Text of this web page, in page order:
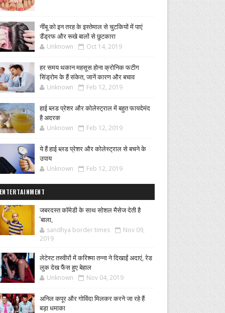
नींबू को इन तरह के इस्तेमाल से चुटकियों में पाएं
डैंड्रफ और रूखे बालों से छुटकारा
Unknown Oct 14, 2019
हर समय थकान महसूस होना क्रोनिक फटीग
सिंड्रोम के हैं संकेत, जानें कारण और बचाव
Unknown Feb 12, 2019
हाई ब्लड प्रेशर और कोलेस्ट्राल में बहुत फायदेमंद
है अदरक
Unknown Feb 12, 2019
ये हैं हाई ब्लड प्रेशर और कोलेस्ट्राल से बचने के
उपाय
Unknown Feb 12, 2019
जबरदस्त कॉमेडी के साथ सोशल मैसेज देती है
'बाला,
sandhya border times
Nov 09,
2019
लेटेस्ट तस्वीरों में करिश्मा तन्ना ने दिखाईं अदाएं, रेड
लुक देख फैंस हुए बेहाल
Unknown Nov 04, 2019
अनिल कपूर और गोविंदा मिलकर करने जा रहे हैं
बड़ा धमाका